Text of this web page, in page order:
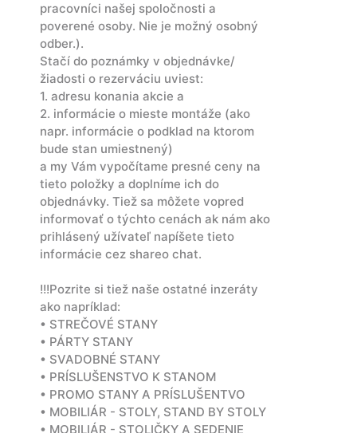
pracovníci našej spoločnosti a
poverené osoby. Nie je možný osobný
odber.).
Stačí do poznámky v objednávke/
žiadosti o rezerváciu uviest:
1. adresu konania akcie a
2. informácie o mieste montáže (ako
napr. informácie o podklad na ktorom
bude stan umiestnený)
a my Vám vypočítame presné ceny na
tieto položky a doplníme ich do
objednávky. Tiež sa môžete vopred
informovať o týchto cenách ak nám ako
prihlásený užívateľ napíšete tieto
informácie cez shareo chat.
!!!Pozrite si tiež naše ostatné inzeráty
ako napríklad:
• STREČOVÉ STANY
• PÁRTY STANY
• SVADOBNÉ STANY
• PRÍSLUŠENSTVO K STANOM
• PROMO STANY A PRÍSLUŠENTVO
• MOBILIÁR - STOLY, STAND BY STOLY
• MOBILIÁR - STOLIČKY A SEDENIE